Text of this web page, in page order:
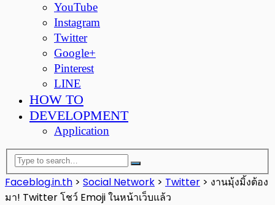
YouTube
Instagram
Twitter
Google+
Pinterest
LINE
HOW TO
DEVELOPMENT
Application
Faceblog.in.th > Social Network > Twitter > งานมุ้งมิ้งต้อง
มา! Twitter โชว์ Emoji ในหน้าเว็บแล้ว